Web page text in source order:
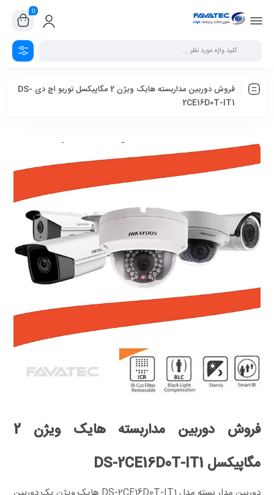
0
فروش دوربین مداربسته هایک ویژن 2 مگاپیکسل توربو اچ دی DS-
2CE16D0T-IT1
فروش دوربین مداربسته هایک ویژن 2
مگاپیکسل DS-2CE16D0T-IT1